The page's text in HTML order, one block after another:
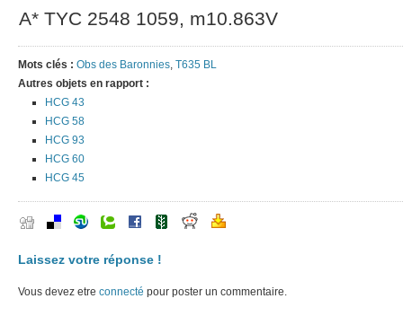
A* TYC 2548 1059, m10.863V
Mots clés : Obs des Baronnies, T635 BL
Autres objets en rapport :
HCG 43
HCG 58
HCG 93
HCG 60
HCG 45
Laissez votre réponse !
Vous devez etre connecté pour poster un commentaire.